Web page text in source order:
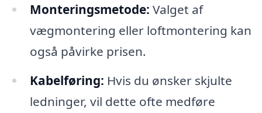
Monteringsmetode: Valget af
vægmontering eller loftmontering kan
også påvirke prisen.
Kabelføring: Hvis du ønsker skjulte
ledninger, vil dette ofte medføre